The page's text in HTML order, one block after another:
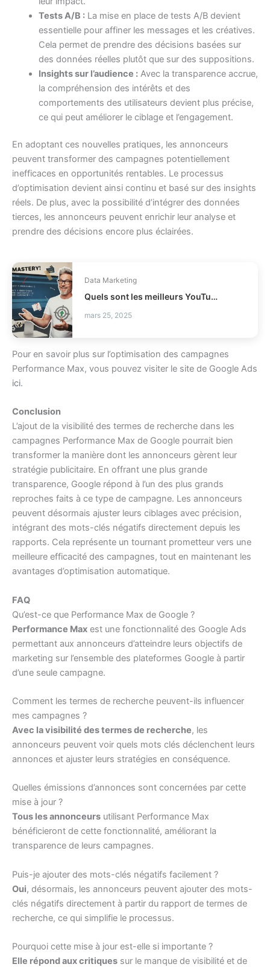
Tests A/B :La mise en place de tests A/B devient
essentielle pour affiner les messages et les créatives.
Cela permet de prendre des décisions basées sur
des données réelles plutôt que sur des suppositions.
Insights sur l’audience :Avec la transparence accrue,
la compréhension des intérêts et des
comportements des utilisateurs devient plus précise,
ce qui peut améliorer le ciblage et l’engagement.
En adoptant ces nouvelles pratiques, les annonceurs
peuvent transformer des campagnes potentiellement
inefficaces en opportunités rentables. Le processus
d’optimisation devient ainsi continu et basé sur des insights
réels. De plus, avec la possibilité d’intégrer des données
tierces, les annonceurs peuvent enrichir leur analyse et
prendre des décisions encore plus éclairées.
Data Marketing
Quels sont les meilleurs YouTube pour apprendre SQL efficacement ?
mars 25, 2025
Pour en savoir plus sur l’optimisation des campagnes
Performance Max, vous pouvez visiter le site de Google Ads
ici.
Conclusion
L’ajout de la visibilité des termes de recherche dans les
campagnes Performance Max de Google pourrait bien
transformer la manière dont les annonceurs gèrent leur
stratégie publicitaire. En offrant une plus grande
transparence, Google répond à l’un des plus grands
reproches faits à ce type de campagne. Les annonceurs
peuvent désormais ajuster leurs ciblages avec précision,
intégrant des mots-clés négatifs directement depuis les
rapports. Cela représente un tournant prometteur vers une
meilleure efficacité des campagnes, tout en maintenant les
avantages d’optimisation automatique.
FAQ
Qu’est-ce que Performance Max de Google ?
Performance Max est une fonctionnalité des Google Ads
permettant aux annonceurs d’atteindre leurs objectifs de
marketing sur l’ensemble des plateformes Google à partir
d’une seule campagne.
Comment les termes de recherche peuvent-ils influencer
mes campagnes ?
Avec la visibilité des termes de recherche, les
annonceurs peuvent voir quels mots clés déclenchent leurs
annonces et ajuster leurs stratégies en conséquence.
Quelles émissions d’annonces sont concernées par cette
mise à jour ?
Tous les annonceurs utilisant Performance Max
bénéficieront de cette fonctionnalité, améliorant la
transparence de leurs campagnes.
Puis-je ajouter des mots-clés négatifs facilement ?
Oui, désormais, les annonceurs peuvent ajouter des mots-
clés négatifs directement à partir du rapport de termes de
recherche, ce qui simplifie le processus.
Pourquoi cette mise à jour est-elle si importante ?
Elle répond aux critiques sur le manque de visibilité et de